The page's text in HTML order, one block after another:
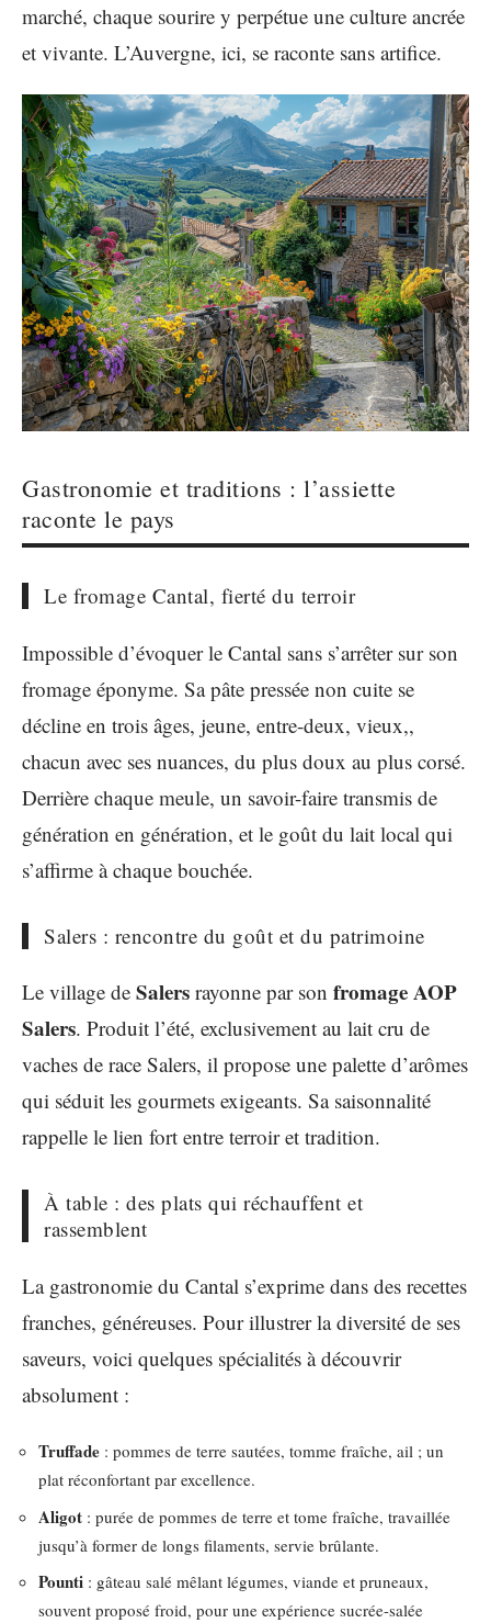
marché, chaque sourire y perpétue une culture ancrée
et vivante. L’Auvergne, ici, se raconte sans artifice.
Gastronomie et traditions : l’assiette
raconte le pays
Le fromage Cantal, fierté du terroir
Impossible d’évoquer le Cantal sans s’arrêter sur son
fromage éponyme. Sa pâte pressée non cuite se
décline en trois âges, jeune, entre-deux, vieux,,
chacun avec ses nuances, du plus doux au plus corsé.
Derrière chaque meule, un savoir-faire transmis de
génération en génération, et le goût du lait local qui
s’affirme à chaque bouchée.
Salers : rencontre du goût et du patrimoine
Le village de Salers rayonne par son fromage AOP
Salers. Produit l’été, exclusivement au lait cru de
vaches de race Salers, il propose une palette d’arômes
qui séduit les gourmets exigeants. Sa saisonnalité
rappelle le lien fort entre terroir et tradition.
À table : des plats qui réchauffent et
rassemblent
La gastronomie du Cantal s’exprime dans des recettes
franches, généreuses. Pour illustrer la diversité de ses
saveurs, voici quelques spécialités à découvrir
absolument :
Truffade : pommes de terre sautées, tomme fraîche, ail ; un
plat réconfortant par excellence.
Aligot : purée de pommes de terre et tome fraîche, travaillée
jusqu’à former de longs filaments, servie brûlante.
Pounti : gâteau salé mêlant légumes, viande et pruneaux,
souvent proposé froid, pour une expérience sucrée-salée